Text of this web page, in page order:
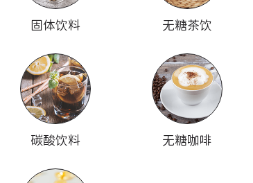
固体饮料 无糖茶饮
碳酸饮料 无糖咖啡